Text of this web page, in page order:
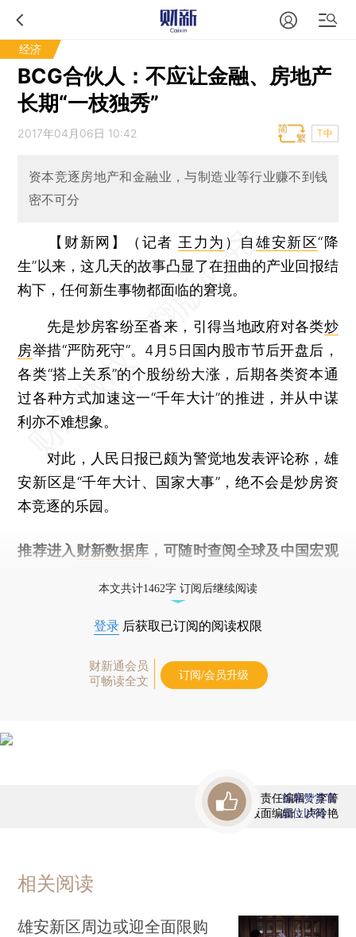
经济
BCG合伙人：不应让金融、房地产
长期“一枝独秀”
2017年04月06日 10:42 T中
资本竞逐房地产和金融业，与制造业等行业赚不到钱
密不可分
【财新网】（记者 王力为 ） 自 雄安新区“降
生”以来，这几天的故事凸显了在扭曲的产业回报结
构下，任何新生事物都面临的窘境。
先是炒房客纷至沓来，引得当地政府对各类炒
房举措“严防死守”。4月5日国内股市节后开盘后，
各类“搭上关系”的个股纷纷大涨，后期各类资本通
过各种方式加速这一“千年大计”的推进，并从中谋
利亦不难想象。
对此，人民日报已颇为警觉地发表评论称，雄
安新区是“千年大计、国家大事”，绝不会是炒房资
本竞逐的乐园。
推荐进入 财新数据库 ，可随时查阅全球及中国宏观
本文共计1462字 订阅后继续阅读
登录 后获取已订阅的阅读权限
财新通会员
可畅读全文
订阅/会员升级
责任编辑：李箐
版面编辑：卢玲艳
首席赞赏官
虚位以待
相关阅读
雄安新区周边或迎全面限购